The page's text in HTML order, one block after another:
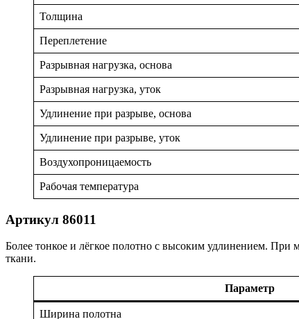
Толщина
Переплетение
Разрывная нагрузка, основа
Разрывная нагрузка, уток
Удлинение при разрыве, основа
Удлинение при разрыве, уток
Воздухопроницаемость
Рабочая температура
Артикул 86011
Более тонкое и лёгкое полотно с высоким удлинением. При
ткани.
Параметр
Ширина полотна